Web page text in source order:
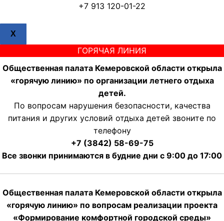
+7 913 120-01-22
X
ГОРЯЧАЯ ЛИНИЯ
Общественная палата Кемеровской области открыла
«горячую линию» по организации летнего отдыха
детей.
По вопросам нарушения безопасности, качества
питания и других условий отдыха детей звоните по
телефону
+7 (3842) 58-69-75
Все звонки принимаются в будние дни с 9:00 до 17:00
Общественная палата Кемеровской области открыла
«горячую линию» по вопросам реализации проекта
«Формирование комфортной городской среды»